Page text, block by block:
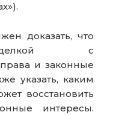
доказать, что
с
и законные
указать, каким
восстановить
интересы.